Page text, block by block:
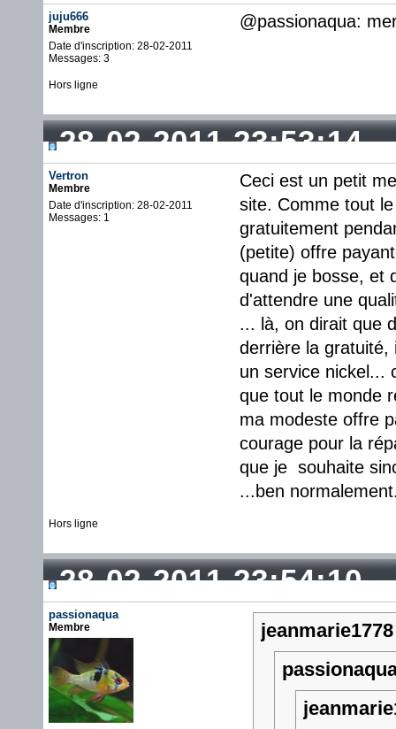
juju666
Membre
Date d'inscription: 28-02-2011
Messages: 3
@passionaqua:
Hors ligne
28-02-2011 23:53:14
Vertron
Membre
Date d'inscription: 28-02-2011
Messages: 1
Ceci est un petit
site. Comme tout
gratuitement
(petite) offre
quand je bosse, et
d'attendre une
... là, on dirait que
derrière la gratuité,
un service nickel...
que tout le monde
ma modeste offre
courage pour la
que je souhaite
...ben
Hors ligne
28-02-2011 23:54:10
passionaqua
Membre